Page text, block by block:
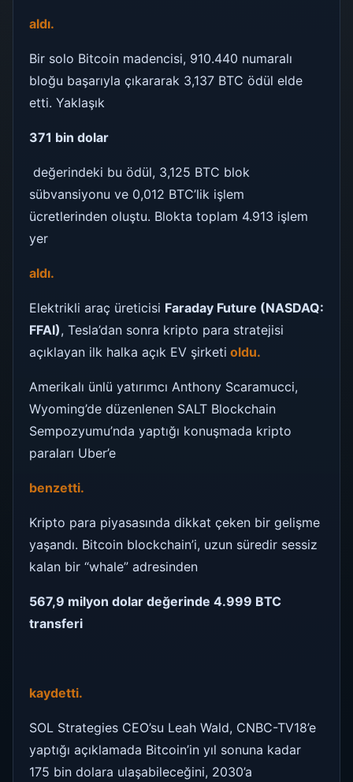
aldı.
Bir solo Bitcoin madencisi, 910.440 numaralı
bloğu başarıyla çıkararak 3,137 BTC ödül elde
etti. Yaklaşık
371 bin dolar
değerindeki bu ödül, 3,125 BTC blok
sübvansiyonu ve 0,012 BTC’lik işlem
ücretlerinden oluştu. Blokta toplam 4.913 işlem
yer
aldı.
Elektrikli araç üreticisi Faraday Future (NASDAQ:
FFAI), Tesla’dan sonra kripto para stratejisi
açıklayan ilk halka açık EV şirketi oldu.
Amerikalı ünlü yatırımcı Anthony Scaramucci,
Wyoming’de düzenlenen SALT Blockchain
Sempozyumu’nda yaptığı konuşmada kripto
paraları Uber’e
benzetti.
Kripto para piyasasında dikkat çeken bir gelişme
yaşandı. Bitcoin blockchain’i, uzun süredir sessiz
kalan bir “whale” adresinden
567,9 milyon dolar değerinde 4.999 BTC
transferi
kaydetti.
SOL Strategies CEO’su Leah Wald, CNBC-TV18’e
yaptığı açıklamada Bitcoin’in yıl sonuna kadar
175 bin dolara ulaşabileceğini, 2030’a